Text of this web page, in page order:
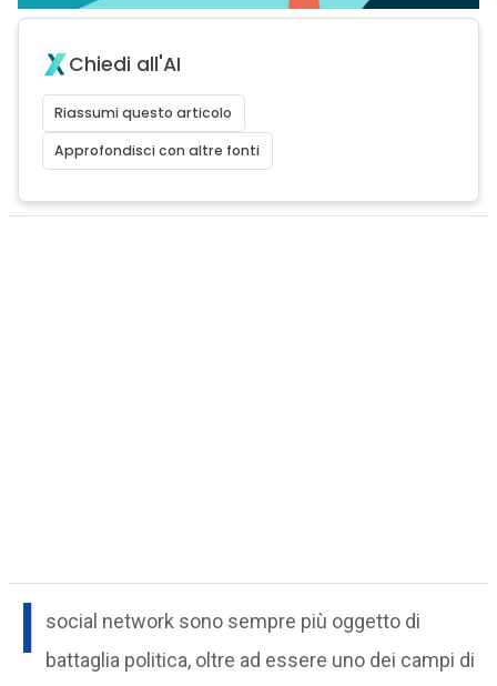
Chiedi all'AI
Riassumi questo articolo
Approfondisci con altre fonti
I
social network sono sempre più oggetto di
battaglia politica, oltre ad essere uno dei campi di